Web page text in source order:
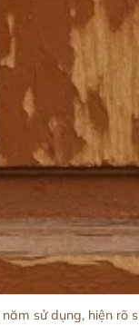
sử dụng, hiện rõ